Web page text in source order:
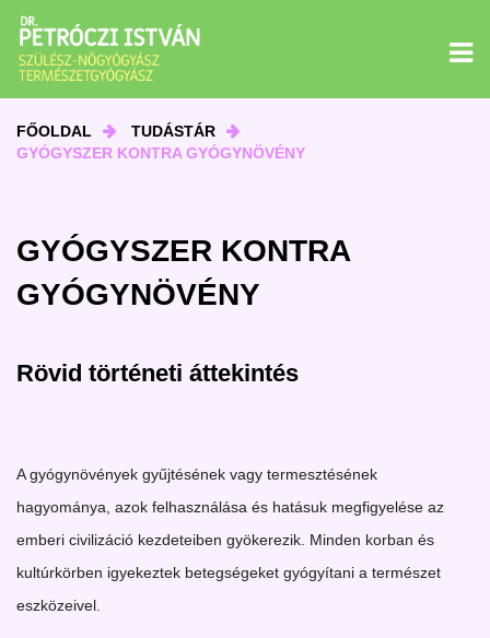
FŐOLDAL
TUDÁSTÁR
GYÓGYSZER KONTRA GYÓGYNÖVÉNY
GYÓGYSZER KONTRA
GYÓGYNÖVÉNY
Rövid történeti áttekintés
A gyógynövények gyűjtésének vagy termesztésének
hagyománya, azok felhasználása és hatásuk megfigyelése az
emberi civilizáció kezdeteiben gyökerezik. Minden korban és
kultúrkörben igyekeztek betegségeket gyógyítani a természet
eszközeivel.